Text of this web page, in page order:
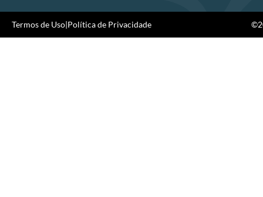
Termos de Uso|Política de Privacidade